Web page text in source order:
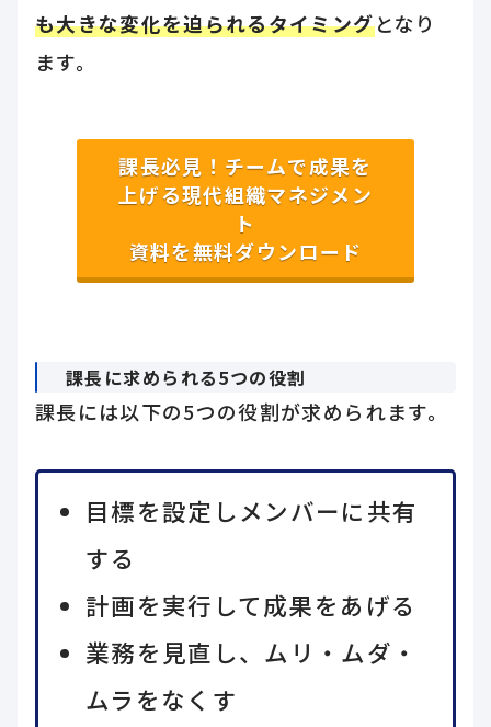
も大きな変化を迫られるタイミングとなり
ます。
課長必見！チームで成果を
上げる現代組織マネジメン
ト
資料を無料ダウンロード
課長に求められる5つの役割
課長には以下の5つの役割が求められます。
目標を設定しメンバーに共有
する
計画を実行して成果をあげる
業務を見直し、ムリ・ムダ・
ムラをなくす